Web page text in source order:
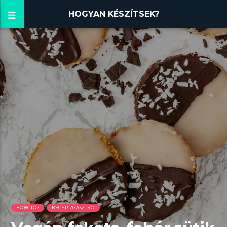
HOGYAN KÉSZÍTSEK?
HOW TO? RECEPT/GASZTRO